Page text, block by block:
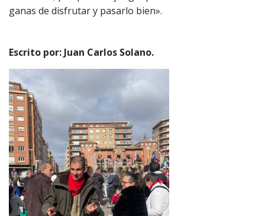
ganas de disfrutar y pasarlo bien».
Escrito por: Juan Carlos Solano.